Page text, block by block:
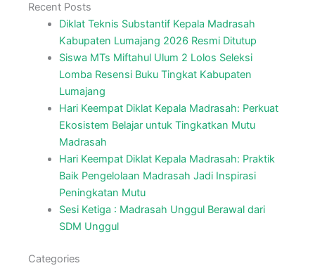
Recent Posts
Diklat Teknis Substantif Kepala Madrasah
Kabupaten Lumajang 2026 Resmi Ditutup
Siswa MTs Miftahul Ulum 2 Lolos Seleksi
Lomba Resensi Buku Tingkat Kabupaten
Lumajang
Hari Keempat Diklat Kepala Madrasah: Perkuat
Ekosistem Belajar untuk Tingkatkan Mutu
Madrasah
Hari Keempat Diklat Kepala Madrasah: Praktik
Baik Pengelolaan Madrasah Jadi Inspirasi
Peningkatan Mutu
Sesi Ketiga : Madrasah Unggul Berawal dari
SDM Unggul
Categories